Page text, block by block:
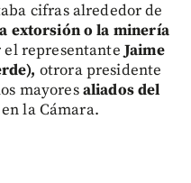
cifras alrededor de
extorsión o la minería
representanteJaime
otrora presidente
mayoresaliados del
en la Cámara.